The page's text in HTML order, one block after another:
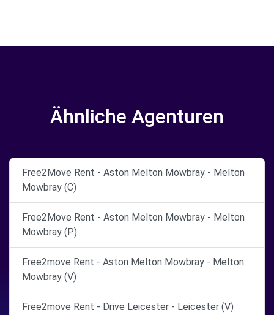
Ähnliche Agenturen
Free2Move Rent - Aston Melton Mowbray - Melton
Mowbray (C)
Free2Move Rent - Aston Melton Mowbray - Melton
Mowbray (P)
Free2move Rent - Aston Melton Mowbray - Melton
Mowbray (V)
Free2move Rent - Drive Leicester - Leicester (V)